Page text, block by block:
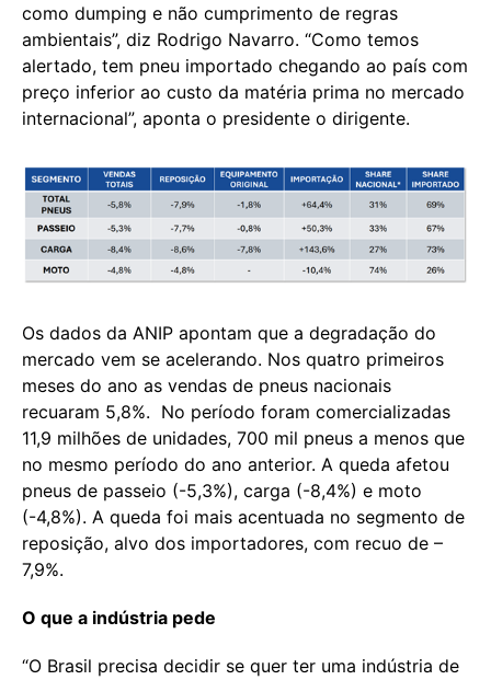
como dumping e não cumprimento de regras
ambientais”, diz Rodrigo Navarro. “Como temos
alertado, tem pneu importado chegando ao país com
preço inferior ao custo da matéria prima no mercado
internacional”, aponta o presidente o dirigente.
Os dados da ANIP apontam que a degradação do
mercado vem se acelerando. Nos quatro primeiros
meses do ano as vendas de pneus nacionais
recuaram 5,8%. No período foram comercializadas
11,9 milhões de unidades, 700 mil pneus a menos que
no mesmo período do ano anterior. A queda afetou
pneus de passeio (-5,3%), carga (-8,4%) e moto
(-4,8%). A queda foi mais acentuada no segmento de
reposição, alvo dos importadores, com recuo de –
7,9%.
O que a indústria pede
“O Brasil precisa decidir se quer ter uma indústria de